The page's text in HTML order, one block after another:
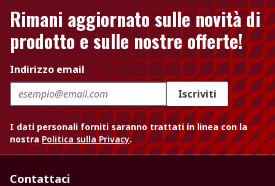
Rimani aggiornato sulle novità di
prodotto e sulle nostre offerte!
Indirizzo email
Iscriviti
I dati personali forniti saranno trattati in linea con la
nostra Politica sulla Privacy.
Contattaci